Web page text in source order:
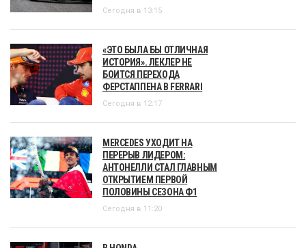
Сегодня в 13:15
«ЭТО БЫЛА БЫ ОТЛИЧНАЯ
ИСТОРИЯ». ЛЕКЛЕР НЕ
БОИТСЯ ПЕРЕХОДА
ФЕРСТАППЕНА В FERRARI
Сегодня в 12:17
MERCEDES УХОДИТ НА
ПЕРЕРЫВ ЛИДЕРОМ:
АНТОНЕЛЛИ СТАЛ ГЛАВНЫМ
ОТКРЫТИЕМ ПЕРВОЙ
ПОЛОВИНЫ СЕЗОНА Ф1
Сегодня в 11:20